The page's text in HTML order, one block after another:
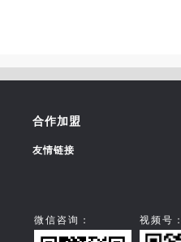
合作加盟
友情链接
微信咨询： 视频号：